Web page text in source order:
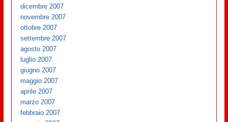
dicembre 2007
novembre 2007
ottobre 2007
settembre 2007
agosto 2007
luglio 2007
giugno 2007
maggio 2007
aprile 2007
marzo 2007
febbraio 2007